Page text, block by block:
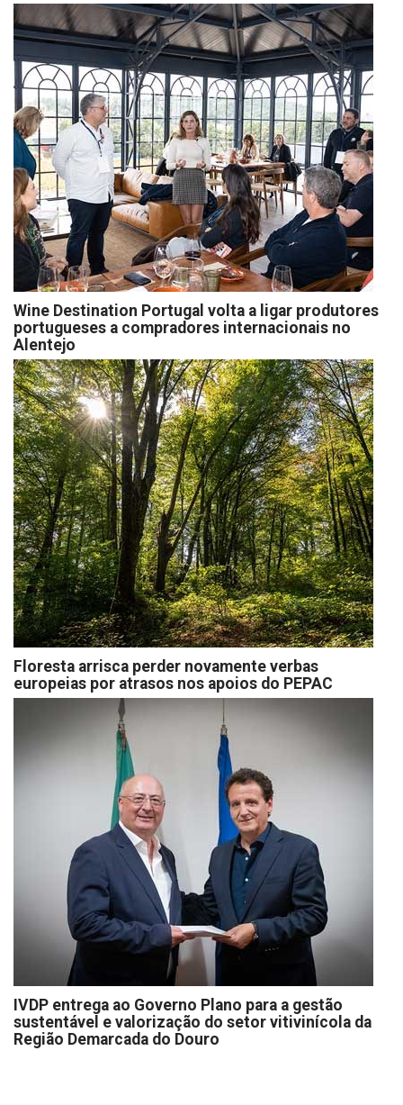
Wine Destination Portugal volta a ligar produtores
portugueses a compradores internacionais no
Alentejo
Floresta arrisca perder novamente verbas
europeias por atrasos nos apoios do PEPAC
IVDP entrega ao Governo Plano para a gestão
sustentável e valorização do setor vitivinícola da
Região Demarcada do Douro